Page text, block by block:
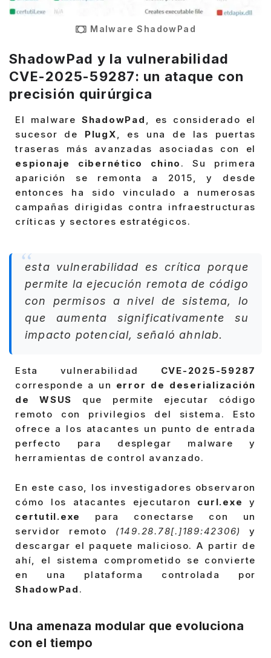
Malware ShadowPad
ShadowPad y la vulnerabilidad
CVE-2025-59287: un ataque con
precisión quirúrgica
El malware ShadowPad
, es considerado el
sucesor de PlugX , es una de las puertas
traseras más avanzadas asociadas con el
espionaje cibernético chino . Su primera
aparición se remonta a 2015, y desde
entonces ha sido vinculado a numerosas
campañas dirigidas contra infraestructuras
críticas y sectores estratégicos.
esta vulnerabilidad es crítica porque
permite la ejecución remota de código
con permisos a nivel de sistema, lo
que aumenta significativamente su
impacto potencial, señaló ahnlab.
Esta vulnerabilidad CVE-2025-59287
corresponde a un error de deserialización
de WSUS que permite ejecutar código
remoto con privilegios del sistema. Esto
ofrece a los atacantes un punto de entrada
perfecto para desplegar malware y
herramientas de control avanzado.
En este caso, los investigadores observaron
cómo los atacantes ejecutaron curl.exe
y
certutil.exe
para conectarse con un
servidor remoto (149.28.78[.]189:42306)y
descargar el paquete malicioso. A partir de
ahí, el sistema comprometido se convierte
en una plataforma controlada por
ShadowPad .
Una amenaza modular que evoluciona
con el tiempo